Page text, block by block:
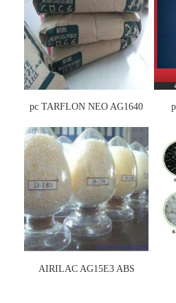
pc TARFLON NEO AG1640
AIRILAC AG15E3 ABS